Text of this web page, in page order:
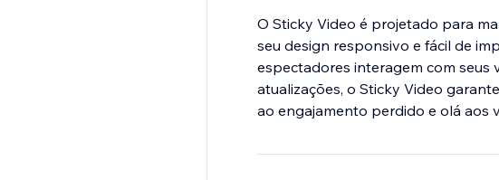
O Sticky Video é projetado para
seu design responsivo e fácil de
espectadores interagem com seus
atualizações, o Sticky Video
ao engajamento perdido e olá aos